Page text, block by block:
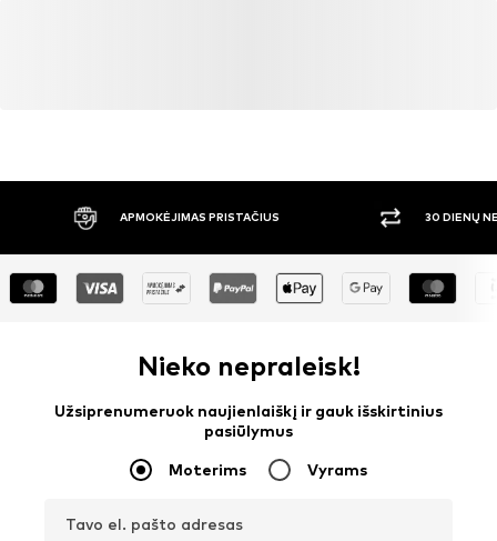
APMOKĖJIMAS PRISTAČIUS 30 DIENŲ
Nieko nepraleisk!
Užsiprenumeruok naujienlaiškį ir gauk išskirtinius
pasiūlymus
Moterims Vyrams
Tavo el. pašto adresas